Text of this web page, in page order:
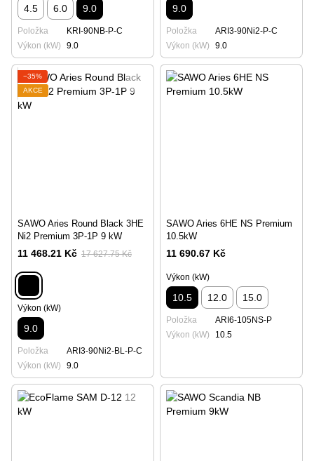
4.5 6.0 9.0
Položka
KRI-90NB-P-C
Výkon (kW)
9.0
9.0
Položka
ARI3-90Ni2-P-C
Výkon (kW)
9.0
−35%
AKCE
SAWO Aries Round Black 3HE
Ni2 Premium 3P-1P 9 kW
11 468.21 Kč 17 627.75 Kč
Výkon (kW)
9.0
Položka
ARI3-90Ni2-BL-P-C
Výkon (kW)
9.0
SAWO Aries 6HE NS Premium
10.5kW
11 690.67 Kč
Výkon (kW)
10.5 12.0 15.0
Položka
ARI6-105NS-P
Výkon (kW)
10.5